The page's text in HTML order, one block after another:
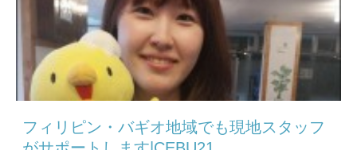
フィリピン・バギオ地域でも現地スタッフ